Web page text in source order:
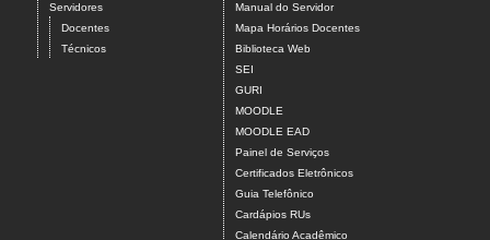
Servidores
Docentes
Técnicos
Manual do Servidor
Mapa Horários Docentes
Biblioteca Web
SEI
GURI
MOODLE
MOODLE EAD
Painel de Serviços
Certificados Eletrônicos
Guia Telefônico
Cardápios RUs
Calendário Acadêmico